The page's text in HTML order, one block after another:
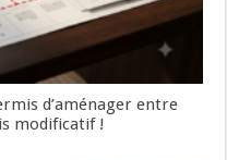
d’aménager entre
modificatif !